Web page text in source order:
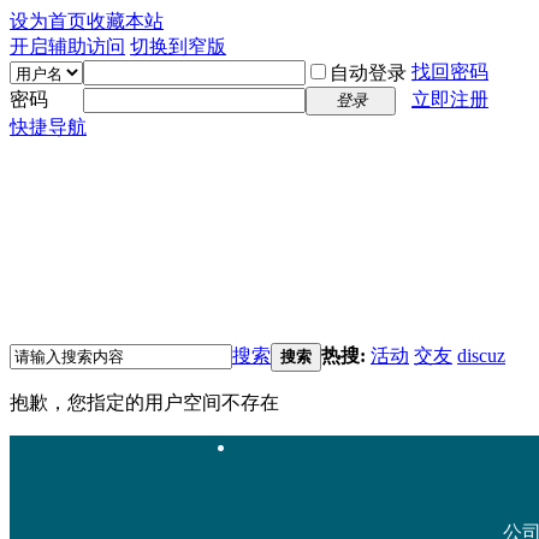
设为首页收藏本站
开启辅助访问 切换到窄版
自动登录 找回密码
密码
登录
立即注册
快捷导航
搜索 搜索 热搜: 活动 交友 discuz
抱歉，您指定的用户空间不存在
公